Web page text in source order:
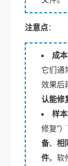
注意点：
成
它们通
效果后
认能修
样
修复”
备、 相
件。软